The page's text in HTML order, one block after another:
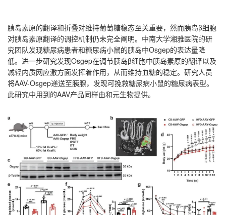
胰岛素原的翻译和折叠对维持葡萄糖稳态至关重要，然而胰岛β细胞
对胰岛素原翻译的调控机制仍未完全阐明。中南大学湘雅医院的研
究团队发现糖尿病患者和糖尿病小鼠的胰岛中Osgep的表达量降
低。进一步研究发现Osgep在调节胰岛β细胞中胰岛素原的翻译以及
减轻内质网应激方面发挥着作用，从而维持血糖的稳定。研究人员
将AAV-Osgep递送至胰腺，发现可挽救糖尿病小鼠的糖尿病表型。
此研究中用到的AAV产品同样由和元生物提供。